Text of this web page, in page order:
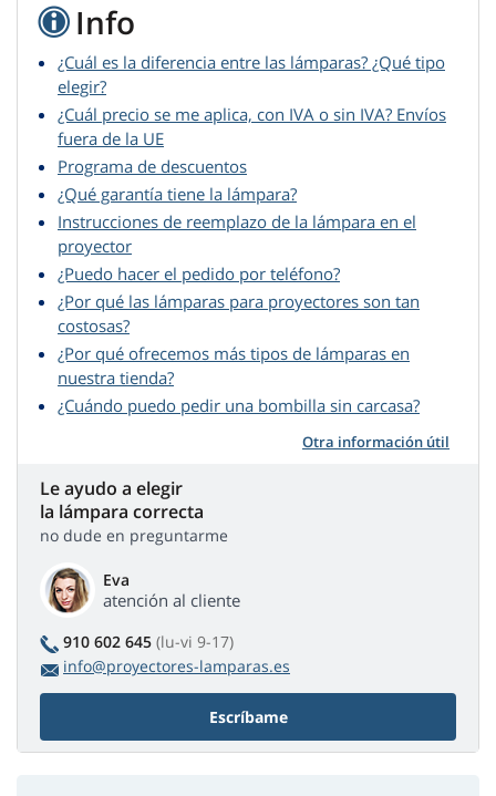
Info
¿Cuál es la diferencia entre las lámparas? ¿Qué tipo
elegir?
¿Cuál precio se me aplica, con IVA o sin IVA? Envíos
fuera de la UE
Programa de descuentos
¿Qué garantía tiene la lámpara?
Instrucciones de reemplazo de la lámpara en el
proyector
¿Puedo hacer el pedido por teléfono?
¿Por qué las lámparas para proyectores son tan
costosas?
¿Por qué ofrecemos más tipos de lámparas en
nuestra tienda?
¿Cuándo puedo pedir una bombilla sin carcasa?
Otra información útil
Le ayudo a elegir
la lámpara correcta
no dude en preguntarme
Eva
atención al cliente
910 602 645 (lu-vi 9-17)
info@proyectores-lamparas.es
Escríbame